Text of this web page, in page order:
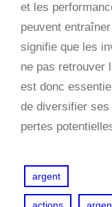
et les
peuvent
signifie que les
ne pas retrouver
est donc
de diversifier
pertes
argent
actions